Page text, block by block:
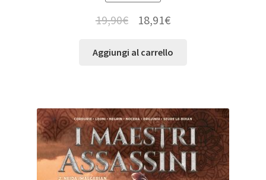
19,90€ 18,91€
Aggiungi al carrello